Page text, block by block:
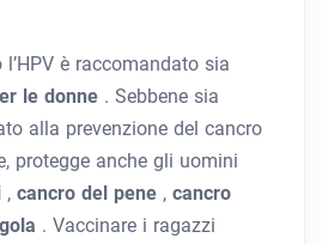
è raccomandato sia
le donne . Sebbene sia
alla prevenzione del cancro
protegge anche gli uomini
, cancro del pene , cancro
. Vaccinare i ragazzi